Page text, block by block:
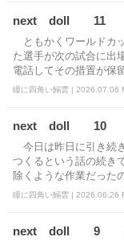
next doll 11
ともかくワールドカ
た選手が次の試合に出
電話してその措置が
瞳に四角い鰯雲 | 2026.07.06
next doll 10
今日は昨日に引き続
つくるという話の続き
除くような作業だった
瞳に四角い鰯雲 | 2026.06.26
next doll 9 ボ